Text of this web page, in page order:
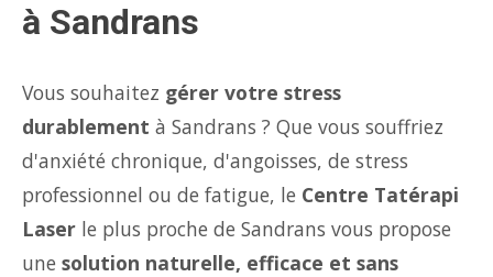
à Sandrans
Vous souhaitez gérer votre stress
durablement à Sandrans ? Que vous souffriez
d'anxiété chronique, d'angoisses, de stress
professionnel ou de fatigue, le Centre Tatérapi
Laser le plus proche de Sandrans vous propose
une solution naturelle, efficace et sans